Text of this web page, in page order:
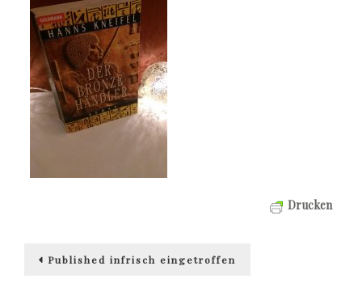
Drucken
Beitragsnavigation
Published infrisch eingetroffen